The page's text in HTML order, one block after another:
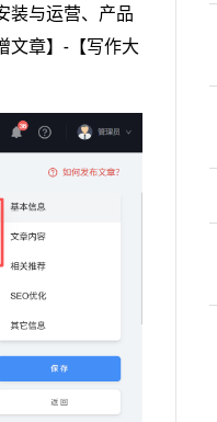
装与运营、产品
文章】-【写作大